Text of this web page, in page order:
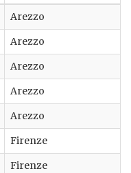
Arezzo
Arezzo
Arezzo
Arezzo
Arezzo
Firenze
Firenze